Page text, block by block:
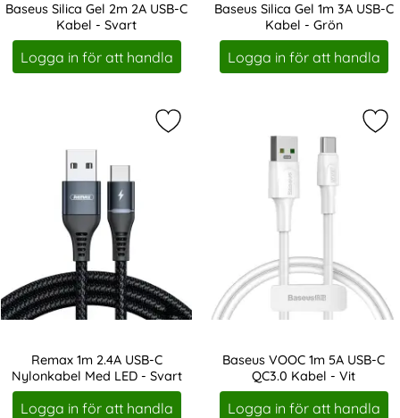
Baseus Silica Gel 2m 2A USB-C
Kabel - Svart
Art. nr 11648
Logga in för att handla
Baseus Silica Gel 1m 3A USB-C
Kabel - Grön
Art. nr 11652
Logga in för att handla
Remax 1m 2.4A USB-C
Nylonkabel Med LED - Svart
Art. nr 11657
Logga in för att handla
Markera remax 1m 2.4A USB-C
Baseus VOOC 1m 5A USB-C
QC3.0 Kabel - Vit
Art. nr 11664
Logga in för att handla